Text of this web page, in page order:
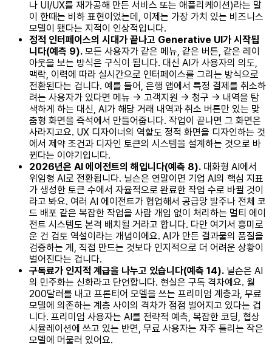
나 UI/UX를 재가공해 만든 서비스 또는 애플리케이션)라는 말
이 한때는 비하 표현이었는데, 이제는 가장 가치 있는 비즈니스
모델이 됐다는 지적이 인상적입니다.
정적 인터페이스의 시대가 끝나고 Generative UI가 시작됩
니다(예측 9). 모든 사용자가 같은 메뉴, 같은 버튼, 같은 레이
아웃을 보는 방식은 구식이 됩니다. 대신 AI가 사용자의 의도,
맥락, 이력에 따라 실시간으로 인터페이스를 그리는 방식으로
전환된다는 겁니다. 예를 들어, 은행 앱에서 특정 결제를 취소하
려는 사용자가 있다면 메뉴 → 고객지원 → 청구 → 내역을 탐
색하게 하는 대신, AI가 해당 거래 내역과 취소 버튼만 있는 맞
춤형 화면을 즉석에서 만들어줍니다. 작업이 끝나면 그 화면은
사라지고요. UX 디자이너의 역할도 정적 화면을 디자인하는 것
에서 제약 조건과 디자인 토큰의 시스템을 설계하는 것으로 바
뀐다는 이야기입니다.
2026년은 AI 에이전트의 해입니다(예측 8). 대화형 AI에서
위임형 AI로 전환됩니다. 닐슨은 연말이면 기업 AI의 핵심 지표
가 생성한 토큰 수에서 자율적으로 완료한 작업 수로 바뀔 것이
라고 봐요. 여러 AI 에이전트가 협업해서 공급망 발주나 전체 코
드 배포 같은 복잡한 작업을 사람 개입 없이 처리하는 멀티 에이
전트 시스템도 본격 배치될 거라고 합니다. 다만 여기서 흥미로
운 건 검토 역설이라는 개념이에요. AI가 만든 결과물의 품질을
검증하는 게, 직접 만드는 것보다 인지적으로 더 어려운 상황이
벌어진다는 겁니다.
구독료가 인지적 계급을 나누고 있습니다(예측 14). 닐슨은 AI
의 민주화는 신화라고 단언합니다. 현실은 구독 격차예요. 월
200달러를 내고 프론티어 모델을 쓰는 프리미엄 계층과, 무료
모델에 의존하는 계층 사이의 격차가 점점 벌어지고 있다는 겁
니다. 프리미엄 사용자는 AI를 전략적 예측, 복잡한 코딩, 협상
시뮬레이션에 쓰고 있는 반면, 무료 사용자는 자주 틀리는 작은
모델에 머물러 있어요.